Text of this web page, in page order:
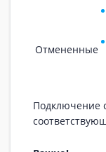
Отмененные
Подключение